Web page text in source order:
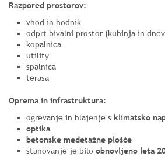
Razpored prostorov:
vhod in hodnik
odprt bivalni prostor (kuhinja in
kopalnica
utility
spalnica
terasa
Oprema in infrastruktura:
ogrevanje in hlajenje s klimatsko
optika
betonske medetažne plošče
stanovanje je bilo obnovljeno leta